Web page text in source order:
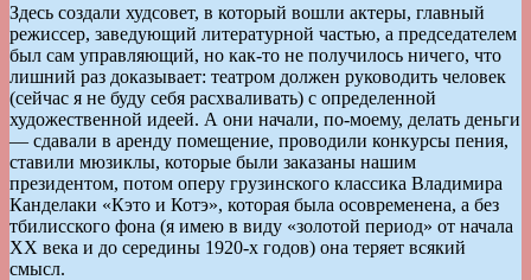
Здесь создали худсовет, в который вошли актеры, главный
режиссер, заведующий литературной частью, а председателем
был сам управляющий, но как-то не получилось ничего, что
лишний раз доказывает: театром должен руководить человек
(сейчас я не буду себя расхваливать) с определенной
художественной идеей. А они начали, по-моему, делать деньги
— сдавали в аренду помещение, проводили конкурсы пения,
ставили мюзиклы, которые были заказаны нашим
президентом, потом оперу грузинского классика Владимира
Канделаки «Кэто и Котэ», которая была осовременена, а без
тбилисского фона (я имею в виду «золотой период» от начала
ХХ века и до середины 1920-х годов) она теряет всякий
смысл.